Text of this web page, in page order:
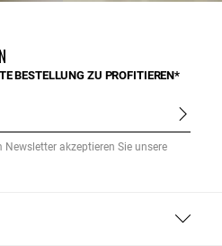
BESTELLUNG ZU PROFITIEREN*
akzeptieren Sie unsere